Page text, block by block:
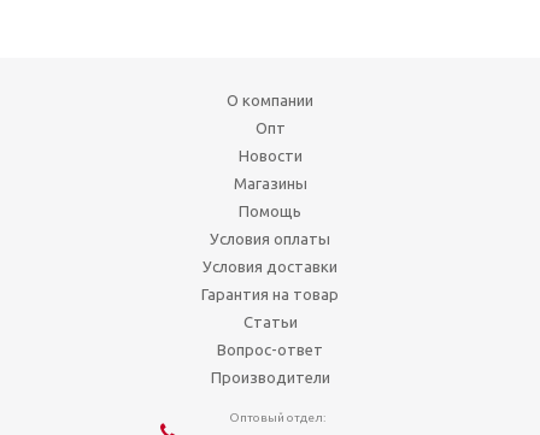
О компании
Опт
Новости
Магазины
Помощь
Условия оплаты
Условия доставки
Гарантия на товар
Статьи
Вопрос-ответ
Производители
Оптовый отдел: